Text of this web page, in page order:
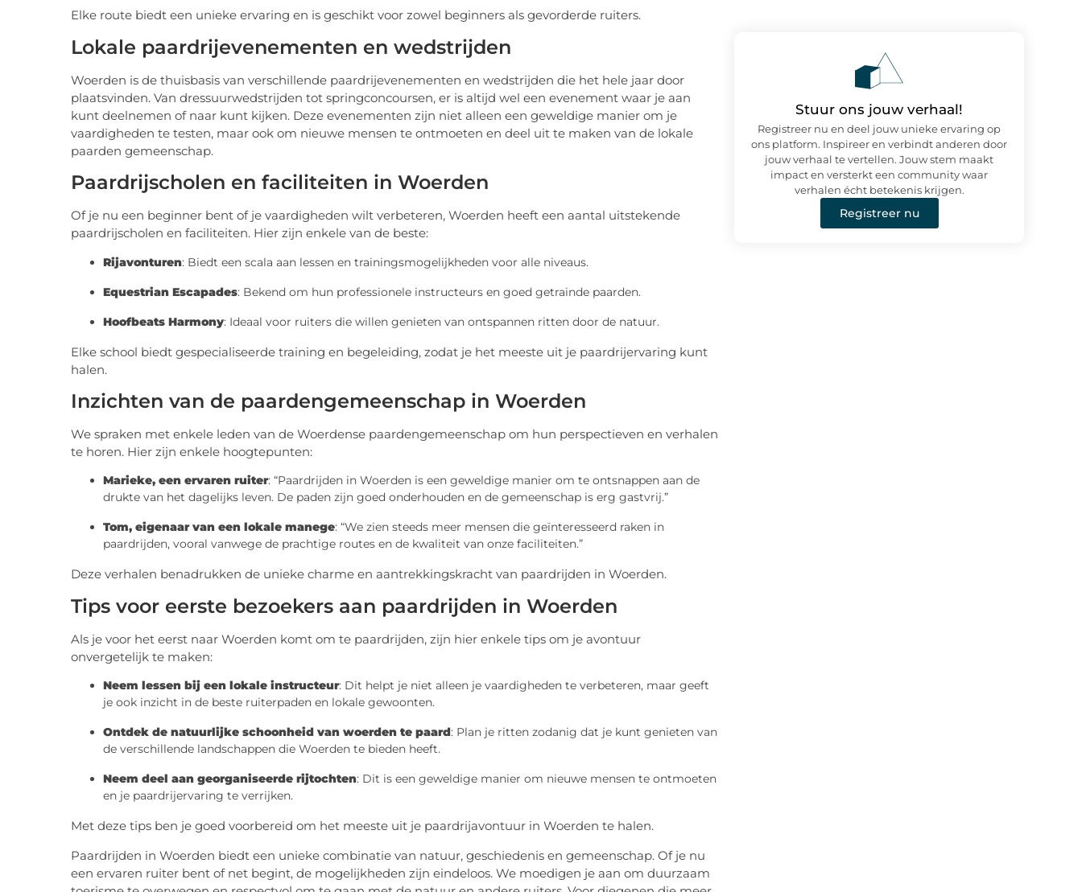
Elke route biedt een unieke ervaring en is geschikt voor zowel beginners als gevorderde ruiters.
Lokale paardrijevenementen en wedstrijden
Woerden is de thuisbasis van verschillende paardrijevenementen en wedstrijden die het hele jaar door
plaatsvinden. Van dressuurwedstrijden tot springconcoursen, er is altijd wel een evenement waar je aan
kunt deelnemen of naar kunt kijken. Deze evenementen zijn niet alleen een geweldige manier om je
vaardigheden te testen, maar ook om nieuwe mensen te ontmoeten en deel uit te maken van de lokale
paarden gemeenschap.
Paardrijscholen en faciliteiten in Woerden
Of je nu een beginner bent of je vaardigheden wilt verbeteren, Woerden heeft een aantal uitstekende
paardrijscholen en faciliteiten. Hier zijn enkele van de beste:
Rijavonturen: Biedt een scala aan lessen en trainingsmogelijkheden voor alle niveaus.
Equestrian Escapades: Bekend om hun professionele instructeurs en goed getrainde paarden.
Hoofbeats Harmony: Ideaal voor ruiters die willen genieten van ontspannen ritten door de natuur.
Elke school biedt gespecialiseerde training en begeleiding, zodat je het meeste uit je paardrijervaring kunt
halen.
Inzichten van de paardengemeenschap in Woerden
We spraken met enkele leden van de Woerdense paardengemeenschap om hun perspectieven en verhalen
te horen. Hier zijn enkele hoogtepunten:
Marieke, een ervaren ruiter: “Paardrijden in Woerden is een geweldige manier om te ontsnappen aan de
drukte van het dagelijks leven. De paden zijn goed onderhouden en de gemeenschap is erg gastvrij.”
Tom, eigenaar van een lokale manege: “We zien steeds meer mensen die geïnteresseerd raken in
paardrijden, vooral vanwege de prachtige routes en de kwaliteit van onze faciliteiten.”
Deze verhalen benadrukken de unieke charme en aantrekkingskracht van paardrijden in Woerden.
Tips voor eerste bezoekers aan paardrijden in Woerden
Als je voor het eerst naar Woerden komt om te paardrijden, zijn hier enkele tips om je avontuur
onvergetelijk te maken:
Neem lessen bij een lokale instructeur: Dit helpt je niet alleen je vaardigheden te verbeteren, maar geeft
je ook inzicht in de beste ruiterpaden en lokale gewoonten.
Ontdek de natuurlijke schoonheid van woerden te paard: Plan je ritten zodanig dat je kunt genieten van
de verschillende landschappen die Woerden te bieden heeft.
Neem deel aan georganiseerde rijtochten: Dit is een geweldige manier om nieuwe mensen te ontmoeten
en je paardrijervaring te verrijken.
Met deze tips ben je goed voorbereid om het meeste uit je paardrijavontuur in Woerden te halen.
Paardrijden in Woerden biedt een unieke combinatie van natuur, geschiedenis en gemeenschap. Of je nu
een ervaren ruiter bent of net begint, de mogelijkheden zijn eindeloos. We moedigen je aan om duurzaam
Stuur ons jouw verhaal!
Registreer nu en deel jouw unieke ervaring op
ons platform. Inspireer en verbindt anderen door
jouw verhaal te vertellen. Jouw stem maakt
impact en versterkt een community waar
verhalen écht betekenis krijgen.
Registreer nu